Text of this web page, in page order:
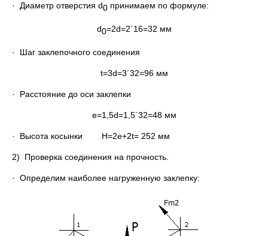
· Диаметр отверстия d0 принимаем по формуле:
d0=2d=2´16=32 мм
· Шаг заклепочного соединения
t=3d=3´32=96 мм
· Расстояние до оси заклепки
е=1,5d=1,5´32=48 мм
· Высота косынки Н=2е+2t= 252 мм
2) Проверка соединения на прочность.
· Определим наиболее нагруженную заклепку: